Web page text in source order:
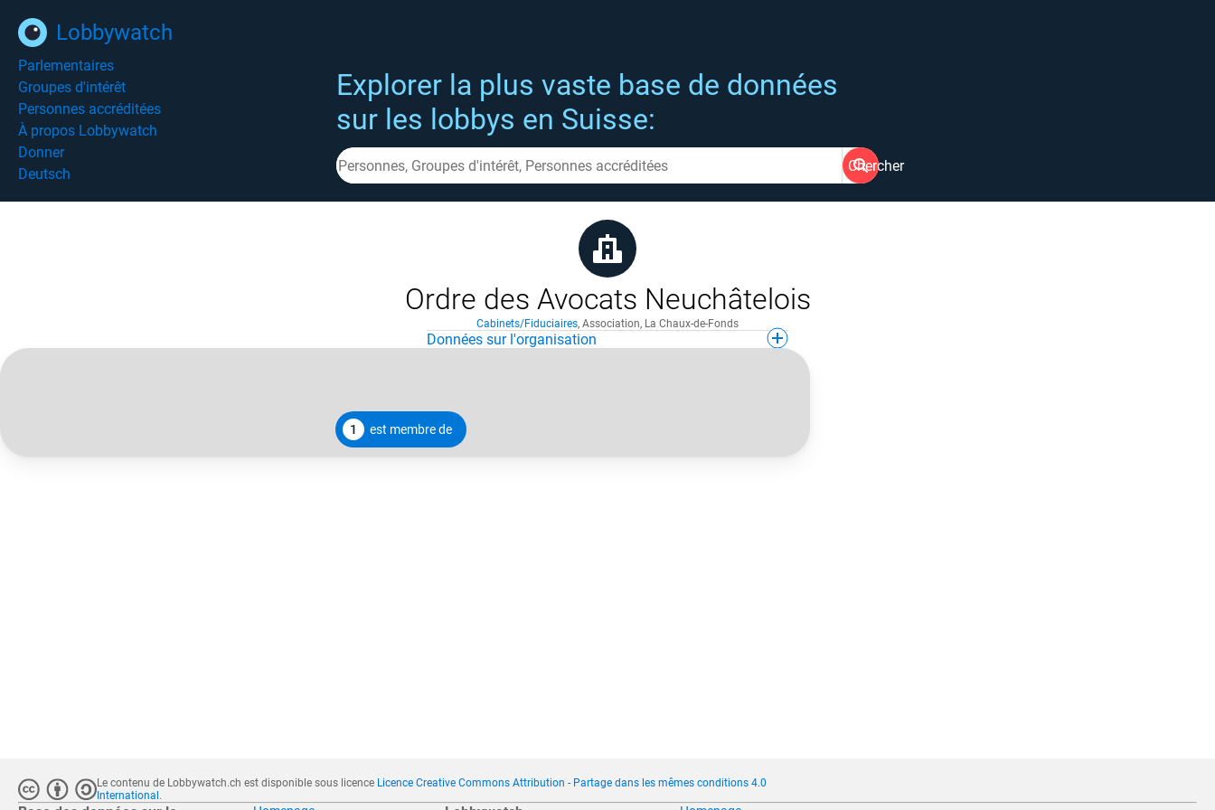
Lobbywatch
Parlementaires
Groupes d'intérêt
Personnes accréditées
À propos Lobbywatch
Donner
Deutsch
Explorer la plus vaste base de données
sur les lobbys en Suisse:
Chercher
Ordre des Avocats Neuchâtelois
Cabinets/Fiduciaires, Association, La Chaux-de-Fonds
Données sur l'organisation
1 est membre de
Le contenu de Lobbywatch.ch est disponible sous licence Licence Creative Commons Attribution - Partage dans les mêmes conditions 4.0
International .